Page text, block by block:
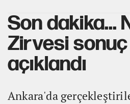
Son dakika...
Zirvesi
açıklandı
Ankara'da